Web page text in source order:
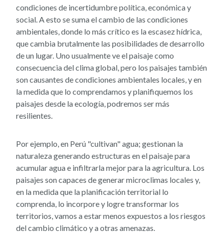
condiciones de incertidumbre política, económica y
social. A esto se suma el cambio de las condiciones
ambientales, donde lo más crítico es la escasez hídrica,
que cambia brutalmente las posibilidades de desarrollo
de un lugar. Uno usualmente ve el paisaje como
consecuencia del clima global, pero los paisajes también
son causantes de condiciones ambientales locales, y en
la medida que lo comprendamos y planifiquemos los
paisajes desde la ecología, podremos ser más
resilientes.
Por ejemplo, en Perú "cultivan" agua; gestionan la
naturaleza generando estructuras en el paisaje para
acumular agua e infiltrarla mejor para la agricultura. Los
paisajes son capaces de generar microclimas locales y,
en la medida que la planificación territorial lo
comprenda, lo incorpore y logre transformar los
territorios, vamos a estar menos expuestos a los riesgos
del cambio climático y a otras amenazas.